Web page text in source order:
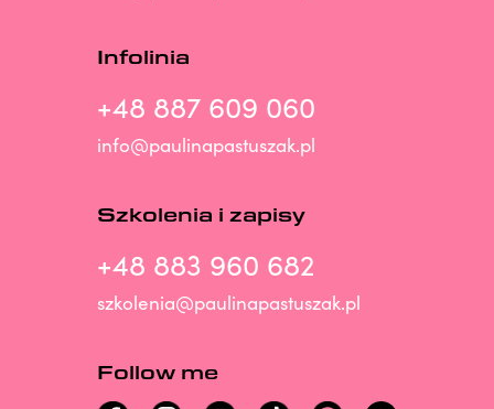
Infolinia
+48 887 609 060
info@paulinapastuszak.pl
Szkolenia i zapisy
+48 883 960 682
szkolenia@paulinapastuszak.pl
Follow me